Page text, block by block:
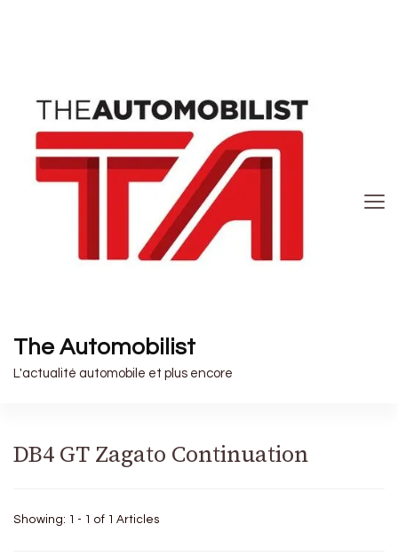
The Automobilist
L'actualité automobile et plus encore
DB4 GT Zagato Continuation
Showing: 1 - 1 of 1 Articles